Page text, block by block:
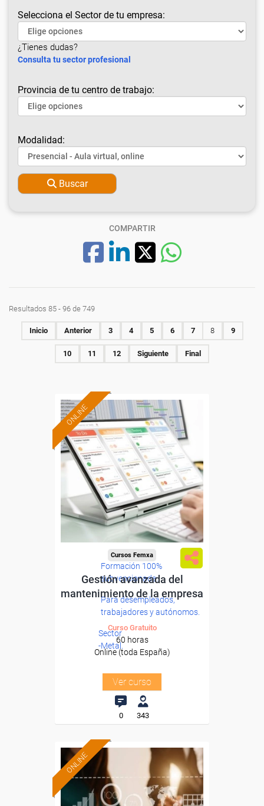
Selecciona el Sector de tu empresa:
¿Tienes dudas?
Consulta tu sector profesional
Provincia de tu centro de trabajo:
Modalidad:
Buscar
COMPARTIR
Resultados 85 - 96 de 749
Inicio Anterior 3 4 5 6 7 8 9
10 11 12 Siguiente Final
ONLINE
Formación 100%
subvencionada.
Para desempleados,
trabajadores y autónomos.
Sector
-Metal.
Cursos Femxa
Gestión avanzada del
mantenimiento de la empresa
Curso Gratuito
60 horas
Online (toda España)
Ver curso
0 343
ONLINE